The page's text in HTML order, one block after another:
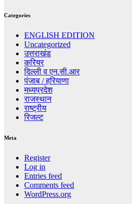
Categories
ENGLISH EDITION
Uncategorized
उत्तराखंड
करियर
दिल्ली व एन.सी.आर
पंजाब / हरियाणा
मध्यप्रदेश
राजस्थान
राष्ट्रीय
रिजल्ट
Meta
Register
Log in
Entries feed
Comments feed
WordPress.org